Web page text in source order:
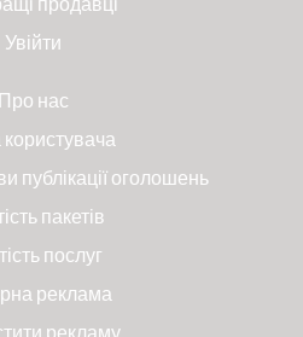
Увійти
Про нас
користувача
публікації оголошень
пакетів
послуг
реклама
рекламу